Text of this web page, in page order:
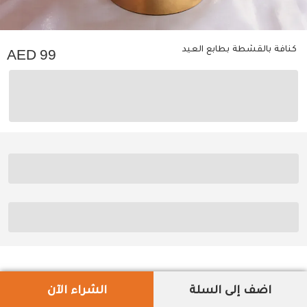
كنافة بالقشطة بطابع العيد 99
اضف إلى السلة الشراء الآن